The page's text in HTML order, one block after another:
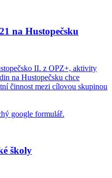
na Hustopečsku
II. z OPZ+, aktivity
na Hustopečsku chce
činnost mezi cílovou skupinou
google formulář.
školy